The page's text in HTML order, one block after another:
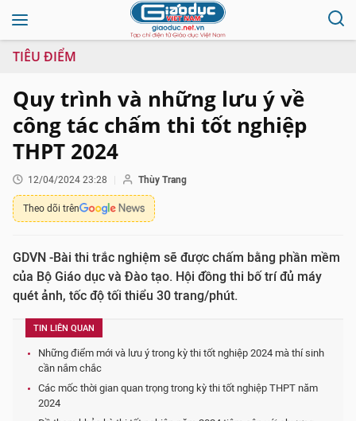
TIÊU ĐIỂM
Quy trình và những lưu ý về
công tác chấm thi tốt nghiệp
THPT 2024
12/04/2024 23:28 Thùy Trang
Theo dõi trên
GDVN -Bài thi trắc nghiệm sẽ được chấm bằng phần mềm
của Bộ Giáo dục và Đào tạo. Hội đồng thi bố trí đủ máy
quét ảnh, tốc độ tối thiểu 30 trang/phút.
TIN LIÊN QUAN
Những điểm mới và lưu ý trong kỳ thi tốt nghiệp 2024 mà thí sinh
cần nắm chắc
Các mốc thời gian quan trọng trong kỳ thi tốt nghiệp THPT năm
2024